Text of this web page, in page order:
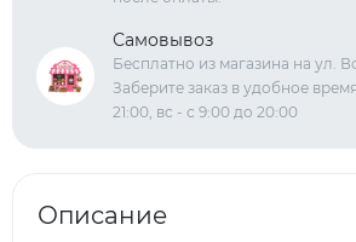
Самовывоз
Бесплатно из магазина на ул.
Заберите заказ в удобное
21:00, вс - с 9:00 до 20:00
Описание